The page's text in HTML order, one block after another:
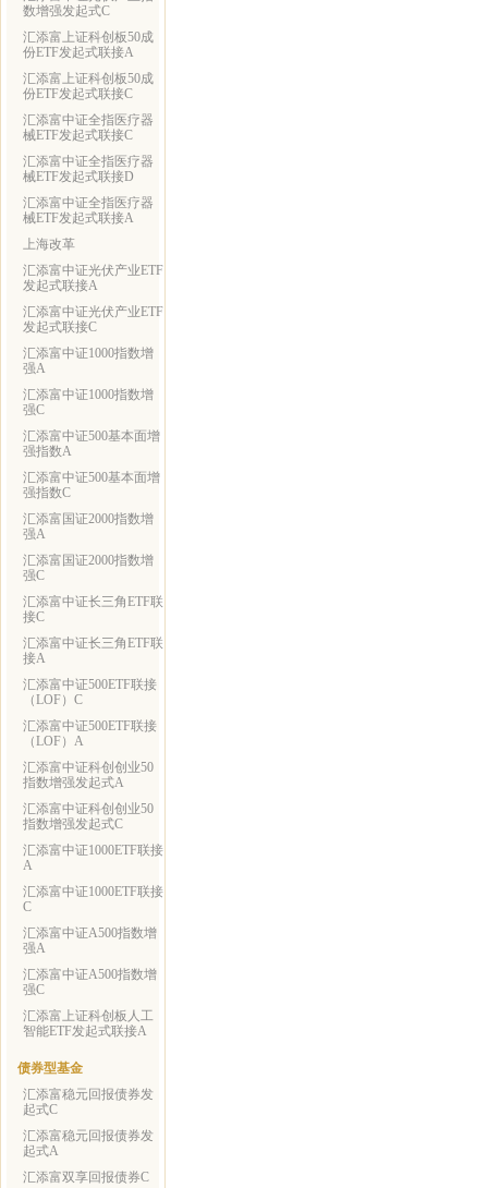
数增强发起式C
汇添富上证科创板50成
份ETF发起式联接A
汇添富上证科创板50成
份ETF发起式联接C
汇添富中证全指医疗器
械ETF发起式联接C
汇添富中证全指医疗器
械ETF发起式联接D
汇添富中证全指医疗器
械ETF发起式联接A
上海改革
汇添富中证光伏产业ETF
发起式联接A
汇添富中证光伏产业ETF
发起式联接C
汇添富中证1000指数增
强A
汇添富中证1000指数增
强C
汇添富中证500基本面增
强指数A
汇添富中证500基本面增
强指数C
汇添富国证2000指数增
强A
汇添富国证2000指数增
强C
汇添富中证长三角ETF联
接C
汇添富中证长三角ETF联
接A
汇添富中证500ETF联接
（LOF）C
汇添富中证500ETF联接
（LOF）A
汇添富中证科创创业50
指数增强发起式A
汇添富中证科创创业50
指数增强发起式C
汇添富中证1000ETF联接
A
汇添富中证1000ETF联接
C
汇添富中证A500指数增
强A
汇添富中证A500指数增
强C
汇添富上证科创板人工
智能ETF发起式联接A
债券型基金
汇添富稳元回报债券发
起式C
汇添富稳元回报债券发
起式A
汇添富双享回报债券C